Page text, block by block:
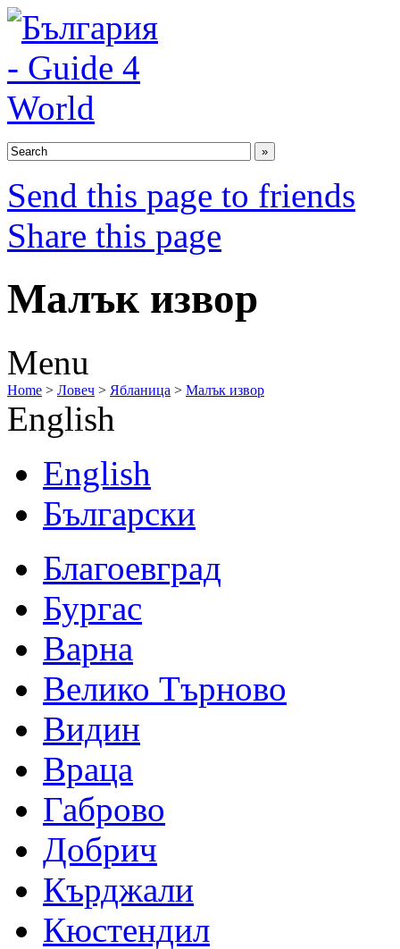
Send this page to friends
Share this page
Малък извор
Menu
Home > Ловеч > Ябланица > Малък извор
English
English
Български
Благоевград
Бургас
Варна
Велико Търново
Видин
Враца
Габрово
Добрич
Кърджали
Кюстендил